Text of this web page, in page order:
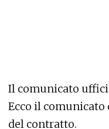
Il comunicato
Ecco il
del contratto.